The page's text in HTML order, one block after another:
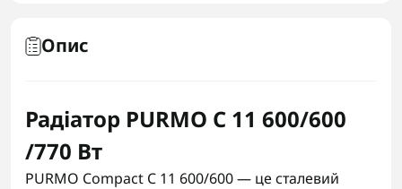
Опис
Радіатор PURMO C 11 600/600
/770 Вт
PURMO Compact C 11 600/600 — це сталевий